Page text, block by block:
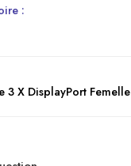
:
3 X DisplayPort Femelle